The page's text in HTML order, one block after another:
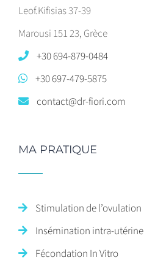
Leof.Kifisias 37-39
Marousi 151 23, Grèce
+30 694-879-0484
+30 697-479-5875
contact@dr-fiori.com
MA PRATIQUE
Stimulation de l’ovulation
Insémination intra-utérine
Fécondation In Vitro